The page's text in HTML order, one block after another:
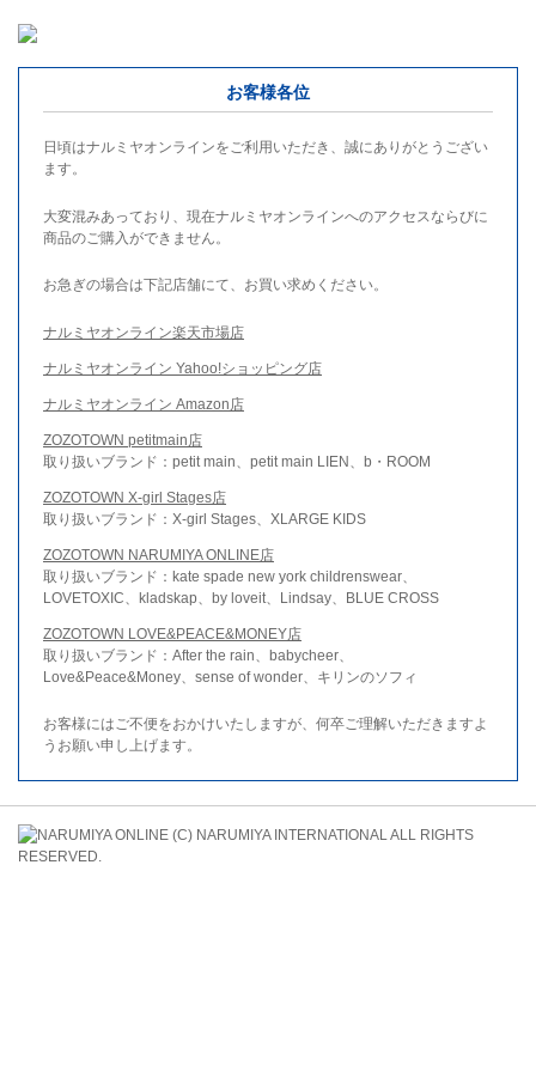
お客様各位
日頃はナルミヤオンラインをご利用いただき、誠にありがとうござい
ます。
大変混みあっており、現在ナルミヤオンラインへのアクセスならびに
商品のご購入ができません。
お急ぎの場合は下記店舗にて、お買い求めください。
ナルミヤオンライン楽天市場店
ナルミヤオンライン Yahoo!ショッピング店
ナルミヤオンライン Amazon店
ZOZOTOWN petitmain店
取り扱いブランド：petit main、petit main LIEN、b・ROOM
ZOZOTOWN X-girl Stages店
取り扱いブランド：X-girl Stages、XLARGE KIDS
ZOZOTOWN NARUMIYA ONLINE店
取り扱いブランド：kate spade new york childrenswear、
LOVETOXIC、kladskap、by loveit、Lindsay、BLUE CROSS
ZOZOTOWN LOVE&PEACE&MONEY店
取り扱いブランド：After the rain、babycheer、
Love&Peace&Money、sense of wonder、キリンのソフィ
お客様にはご不便をおかけいたしますが、何卒ご理解いただきますよ
うお願い申し上げます。